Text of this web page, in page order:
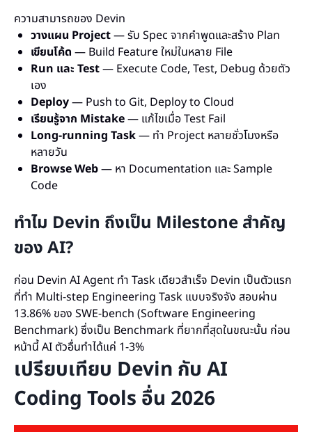
ความสามารถของ Devin
วางแผน Project— รับ Spec จากคำพูดและสร้าง Plan
เขียนโค้ด — Build Feature ใหม่ในหลาย File
Run และ Test— Execute Code, Test, Debug ด้วยตัว
เอง
Deploy— Push to Git, Deploy to Cloud
เรียนรู้จาก Mistake— แก้ไขเมื่อ Test Fail
Long-running Task— ทำ Project หลายชั่วโมงหรือ
หลายวัน
Browse Web— หา Documentation และ Sample
Code
ทำไม Devin ถึงเป็น Milestone สำคัญ
ของ AI?
ก่อน Devin AI Agent ทำ Task เดียวสำเร็จ Devin เป็นตัวแรก
ที่ทำ Multi-step Engineering Task แบบจริงจัง สอบผ่าน
13.86% ของ SWE-bench (Software Engineering
Benchmark) ซึ่งเป็น Benchmark ที่ยากที่สุดในขณะนั้น ก่อน
หน้านี้ AI ตัวอื่นทำได้แค่ 1-3%
เปรียบเทียบ Devin กับ AI
Coding Tools อื่น 2026